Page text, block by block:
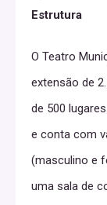
Estrutura
O Teatro
extensão de
de 500
e conta com
(masculino e
uma sala de